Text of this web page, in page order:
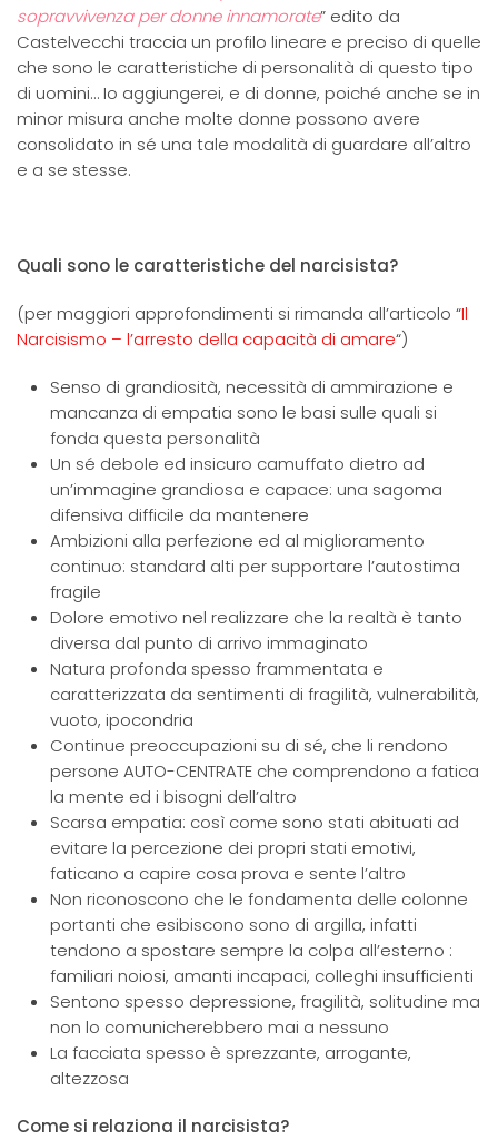
sopravvivenza per donne innamorate” edito da
Castelvecchi traccia un profilo lineare e preciso di quelle
che sono le caratteristiche di personalità di questo tipo
di uomini… Io aggiungerei, e di donne, poiché anche se in
minor misura anche molte donne possono avere
consolidato in sé una tale modalità di guardare all’altro
e a se stesse.
Quali sono le caratteristiche del narcisista?
(per maggiori approfondimenti si rimanda all’articolo “Il
Narcisismo – l’arresto della capacità di amare“)
Senso di grandiosità, necessità di ammirazione e
mancanza di empatia sono le basi sulle quali si
fonda questa personalità
Un sé debole ed insicuro camuffato dietro ad
un’immagine grandiosa e capace: una sagoma
difensiva difficile da mantenere
Ambizioni alla perfezione ed al miglioramento
continuo: standard alti per supportare l’autostima
fragile
Dolore emotivo nel realizzare che la realtà è tanto
diversa dal punto di arrivo immaginato
Natura profonda spesso frammentata e
caratterizzata da sentimenti di fragilità, vulnerabilità,
vuoto, ipocondria
Continue preoccupazioni su di sé, che li rendono
persone AUTO-CENTRATE che comprendono a fatica
la mente ed i bisogni dell’altro
Scarsa empatia: così come sono stati abituati ad
evitare la percezione dei propri stati emotivi,
faticano a capire cosa prova e sente l’altro
Non riconoscono che le fondamenta delle colonne
portanti che esibiscono sono di argilla, infatti
tendono a spostare sempre la colpa all’esterno :
familiari noiosi, amanti incapaci, colleghi insufficienti
Sentono spesso depressione, fragilità, solitudine ma
non lo comunicherebbero mai a nessuno
La facciata spesso è sprezzante, arrogante,
altezzosa
Come si relaziona il narcisista?